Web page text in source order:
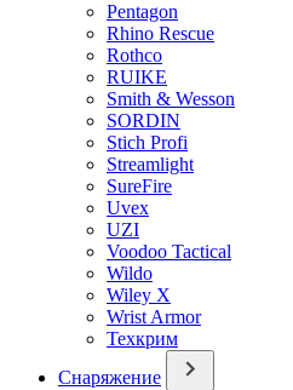
Pentagon
Rhino Rescue
Rothco
RUIKE
Smith & Wesson
SORDIN
Stich Profi
Streamlight
SureFire
Uvex
UZI
Voodoo Tactical
Wildo
Wiley X
Wrist Armor
Техкрим
Снаряжение